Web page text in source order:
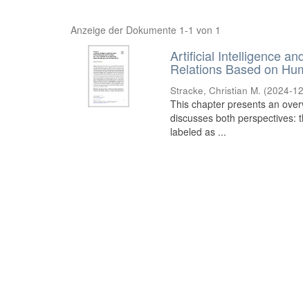
Anzeige der Dokumente 1-1 von 1
Artificial Intelligence
Relations Based on
Stracke, Christian M. (2024-
This chapter presents an
discusses both perspectives:
labeled as ...